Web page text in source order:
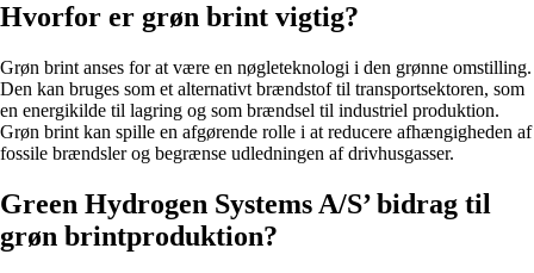
Hvorfor er grøn brint vigtig?
Grøn brint anses for at være en nøgleteknologi i den grønne omstilling.
Den kan bruges som et alternativt brændstof til transportsektoren, som
en energikilde til lagring og som brændsel til industriel produktion.
Grøn brint kan spille en afgørende rolle i at reducere afhængigheden af
fossile brændsler og begrænse udledningen af drivhusgasser.
Green Hydrogen Systems A/S’ bidrag til
grøn brintproduktion?